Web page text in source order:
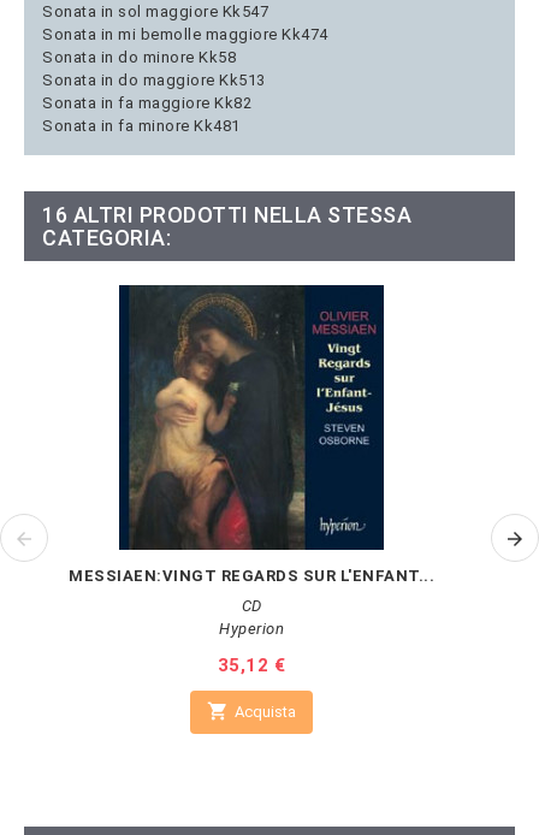
Sonata in sol maggiore Kk547
Sonata in mi bemolle maggiore Kk474
Sonata in do minore Kk58
Sonata in do maggiore Kk513
Sonata in fa maggiore Kk82
Sonata in fa minore Kk481
16 ALTRI PRODOTTI NELLA STESSA
CATEGORIA:
MESSIAEN:VINGT REGARDS SUR L'ENFANT...
CD
Hyperion
Prezzo
35,12 €
 Acquista